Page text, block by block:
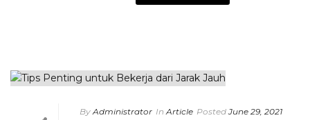
By Administrator In Article Posted June 29, 2021